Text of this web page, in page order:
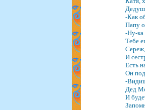
-Как
Папу
-Ну-ка
Тебе
И
Есть
Он
-
Дед
И